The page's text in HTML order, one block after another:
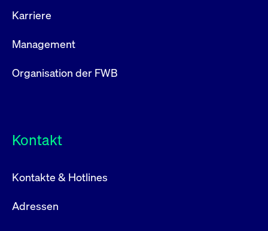
Karriere
Management
Organisation der FWB
Kontakt
Kontakte & Hotlines
Adressen